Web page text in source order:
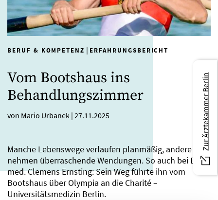
BERUF & KOMPETENZ | ERFAHRUNGSBERICHT
Vom Bootshaus ins
Behandlungszimmer
von Mario Urbanek | 27.11.2025
Manche Lebenswege verlaufen planmäßig, andere
nehmen überraschende Wendungen. So auch bei Dr.
med. Clemens Ernsting: Sein Weg führte ihn vom
Bootshaus über Olympia an die Charité –
Universitätsmedizin Berlin.
Zur Ärztekammer Berlin